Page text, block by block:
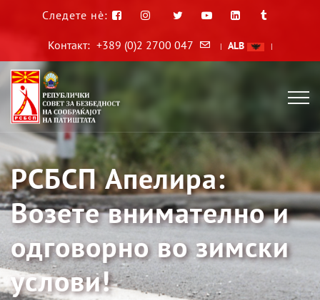
Следете нè:
Контакт: +389 (0)2 2700 047 | ALB |
РСБСП Апелира:
Возете внимателно и
одговорно во зимски
услови!